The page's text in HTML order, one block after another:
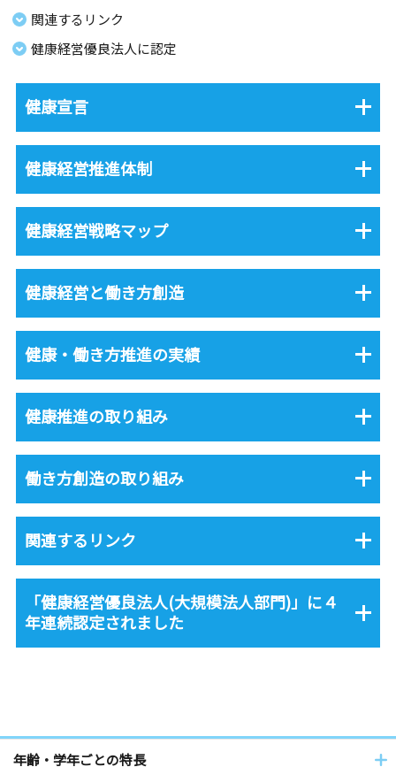
関連するリンク
健康経営優良法人に認定
健康宣言
健康経営推進体制
健康経営戦略マップ
健康経営と働き方創造
健康・働き方推進の実績
健康推進の取り組み
働き方創造の取り組み
関連するリンク
「健康経営優良法人(大規模法人部門)」に４
年連続認定されました
年齢・学年ごとの特長